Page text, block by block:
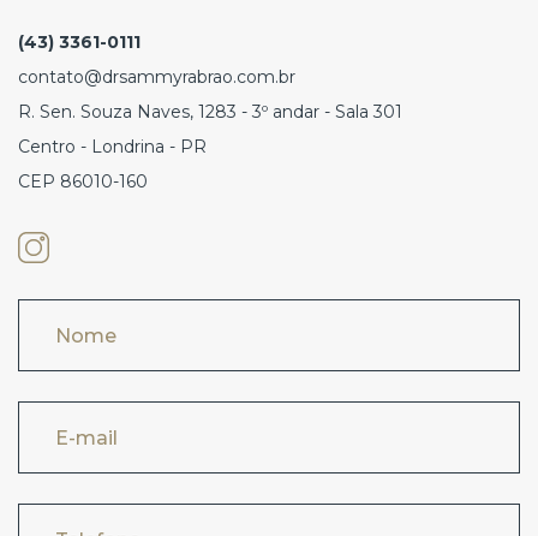
(43) 3361-0111
contato@drsammyrabrao.com.br
R. Sen. Souza Naves, 1283 - 3º andar - Sala 301
Centro - Londrina - PR
CEP 86010-160
Nome
E-mail